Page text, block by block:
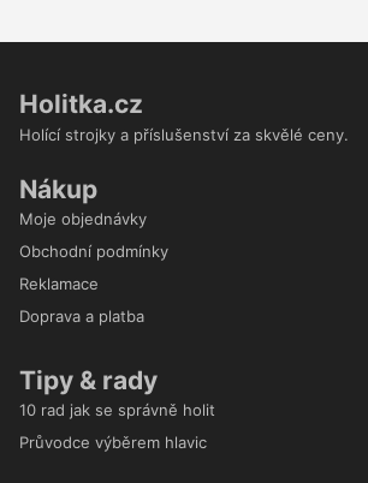
Holitka.cz
Holící strojky a příslušenství za skvělé ceny.
Nákup
Moje objednávky
Obchodní podmínky
Reklamace
Doprava a platba
Tipy & rady
10 rad jak se správně holit
Průvodce výběrem hlavic